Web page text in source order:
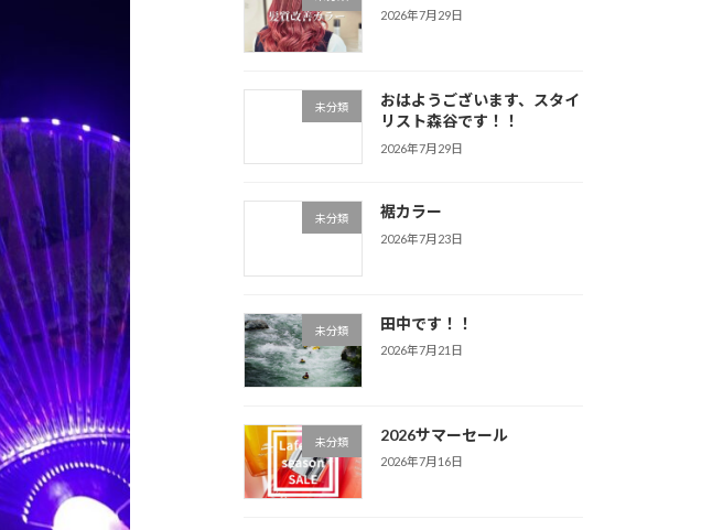
2026年7月29日
未分類
おはようございます、スタイ
リスト森谷です！！
2026年7月29日
未分類 裾カラー
2026年7月23日
未分類 田中です！！
2026年7月21日
未分類 2026サマーセール
2026年7月16日